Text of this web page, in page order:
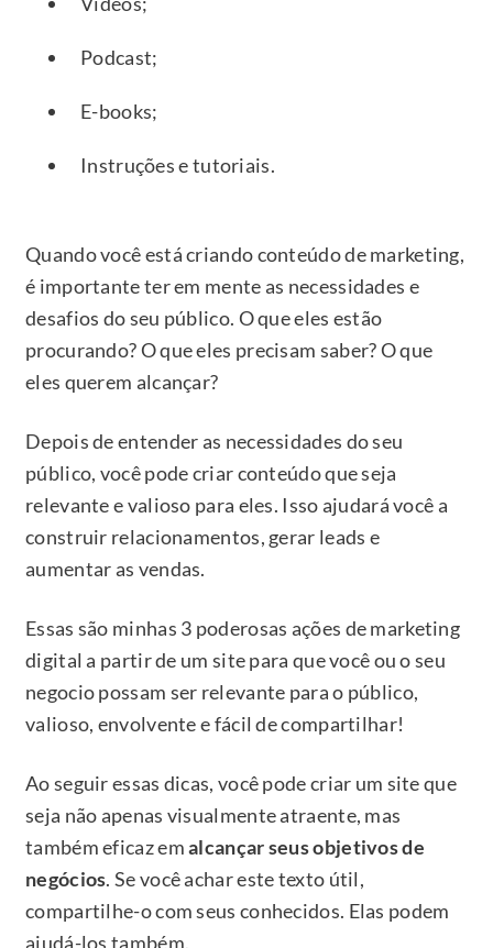
Podcast;
E-books;
Instruções e tutoriais.
Quando você está criando conteúdo de marketing,
é importante ter em mente as necessidades e
desafios do seu público. O que eles estão
procurando? O que eles precisam saber? O que
eles querem alcançar?
Depois de entender as necessidades do seu
público, você pode criar conteúdo que seja
relevante e valioso para eles. Isso ajudará você a
construir relacionamentos, gerar leads e
aumentar as vendas.
Essas são minhas 3 poderosas ações de marketing
digital a partir de um site para que você ou o seu
negocio possam ser relevante para o público,
valioso, envolvente e fácil de compartilhar!
Ao seguir essas dicas, você pode criar um site que
seja não apenas visualmente atraente, mas
também eficaz emalcançar seus objetivos de
negócios. Se você achar este texto útil,
compartilhe-o com seus conhecidos. Elas podem
ajudá-los também.